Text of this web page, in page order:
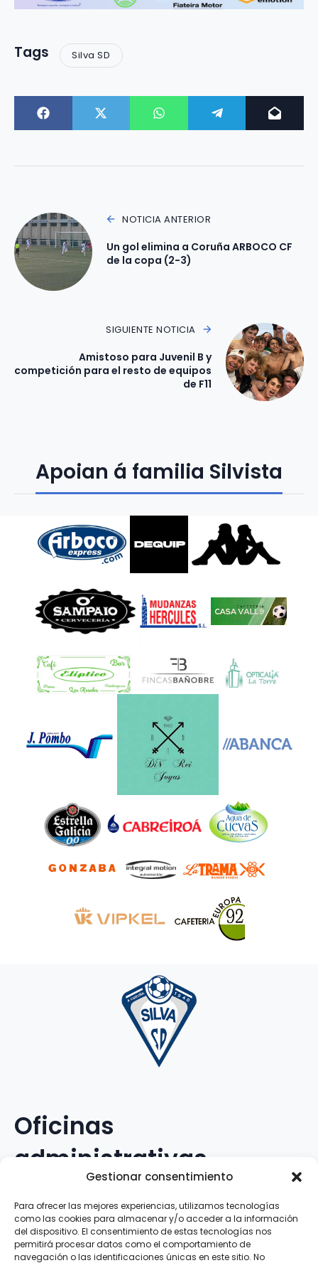
Gestionar consentimiento
Para ofrecer las mejores experiencias, utilizamos tecnologías
como las cookies para almacenar y/o acceder a la información
del dispositivo. El consentimiento de estas tecnologías nos
permitirá procesar datos como el comportamiento de
navegación o las identificaciones únicas en este sitio. No
Tags Silva SD
NOTICIA ANTERIOR
Un gol elimina a Coruña ARBOCO CF
de la copa (2-3)
SIGUIENTE NOTICIA
Amistoso para Juvenil B y
competición para el resto de equipos
de F11
Apoian á familia Silvista
Oficinas
administrativas
Avenida Galileo Galilei, 12
15.008 · A Coruña · España